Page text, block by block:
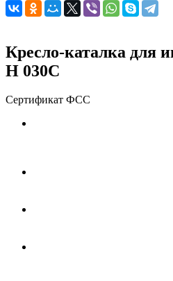
Кресло-каталка для
H 030C
Сертификат ФСС